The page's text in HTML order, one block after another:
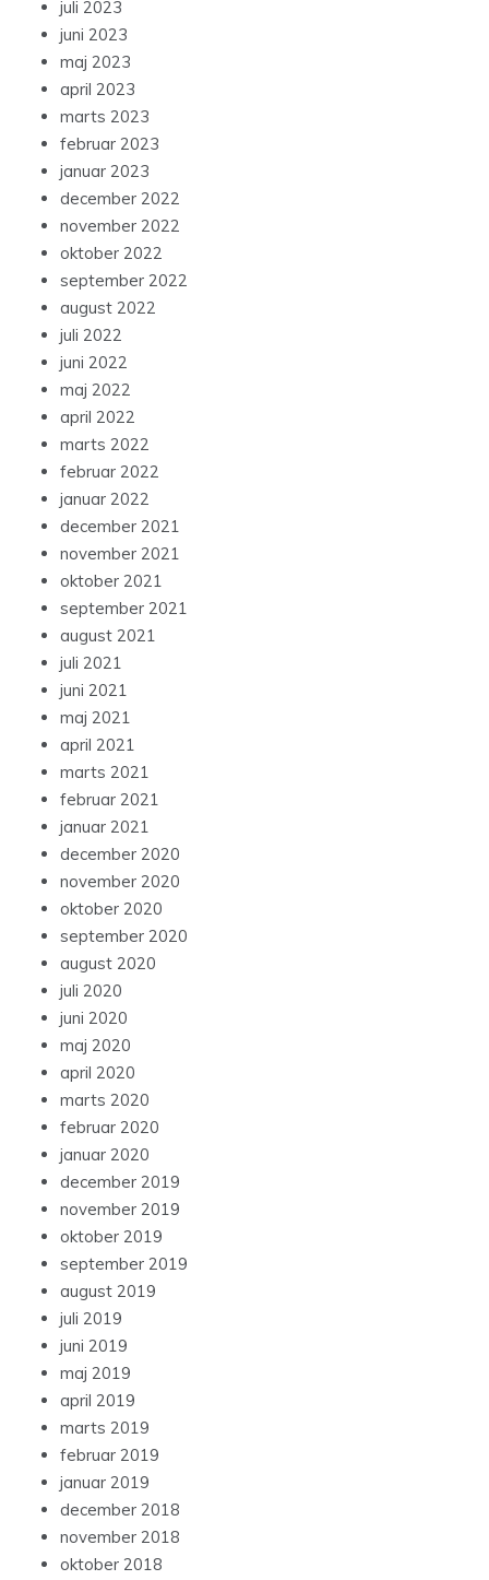
juli 2023
juni 2023
maj 2023
april 2023
marts 2023
februar 2023
januar 2023
december 2022
november 2022
oktober 2022
september 2022
august 2022
juli 2022
juni 2022
maj 2022
april 2022
marts 2022
februar 2022
januar 2022
december 2021
november 2021
oktober 2021
september 2021
august 2021
juli 2021
juni 2021
maj 2021
april 2021
marts 2021
februar 2021
januar 2021
december 2020
november 2020
oktober 2020
september 2020
august 2020
juli 2020
juni 2020
maj 2020
april 2020
marts 2020
februar 2020
januar 2020
december 2019
november 2019
oktober 2019
september 2019
august 2019
juli 2019
juni 2019
maj 2019
april 2019
marts 2019
februar 2019
januar 2019
december 2018
november 2018
oktober 2018